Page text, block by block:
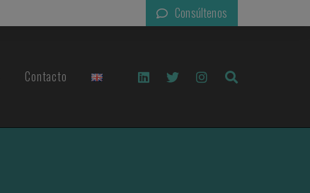
Consúltenos
Contacto